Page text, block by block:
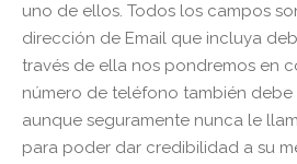
uno de ellos. Todos los campos
dirección de Email que incluya
través de ella nos pondremos en
número de teléfono también
aunque seguramente nunca le
para poder dar credibilidad a su